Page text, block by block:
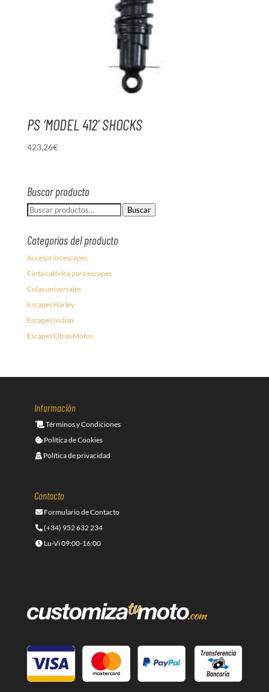
PS ‘MODEL 412’ SHOCKS
423,26€
Buscar producto
Buscar
Buscar
Categorías del producto
Accesorios escapes
Cinta calórica para escapes
Colas universales
Escapes Harley
Escapes Indian
Escapes Otras Motos
Información
Términos y Condiciones
Política de Cookies
Política de privacidad
Contacto
Formulario de Contacto
(+34) 952 632 234
Lu-Vi 09:00-16:00